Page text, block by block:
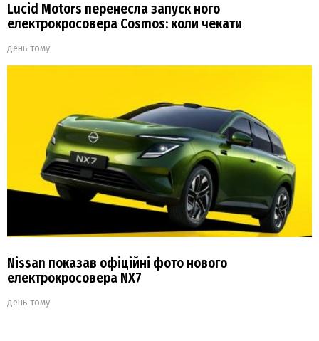
Lucid Motors перенесла запуск ного
електрокросовера Cosmos: коли чекати
день тому
Nissan показав офіційні фото нового
електрокросовера NX7
день тому